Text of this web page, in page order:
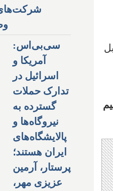
شرکت‌های
سی‌بی‌اس:
آمریکا و
اسرائیل در
تدارک حملات
گسترده به
نیروگاه‌ها و
پالایشگاه‌های
ایران هستند؛
پرستار، آرمین
عزیزی مهر،